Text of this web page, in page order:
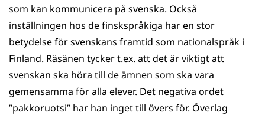
som kan kommunicera på svenska. Också
inställningen hos de finskspråkiga har en stor
betydelse för svenskans framtid som nationalspråk i
Finland. Räsänen tycker t.ex. att det är viktigt att
svenskan ska höra till de ämnen som ska vara
gemensamma för alla elever. Det negativa ordet
”pakkoruotsi” har han inget till övers för. Överlag